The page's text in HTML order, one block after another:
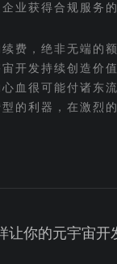
业获得合规服务
费，绝非无端的
开发持续创造价
血很可能付诸东
的利器，在激烈
让你的元宇宙开